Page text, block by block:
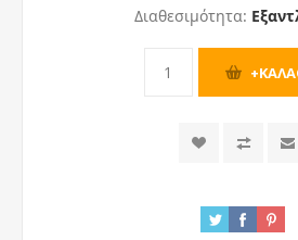
Διαθεσιμότητα: